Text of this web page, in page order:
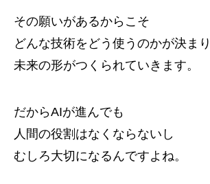
その願いがあるからこそ
どんな技術をどう使うのかが決まり
未来の形がつくられていきます。
だからAIが進んでも
人間の役割はなくならないし
むしろ大切になるんですよね。